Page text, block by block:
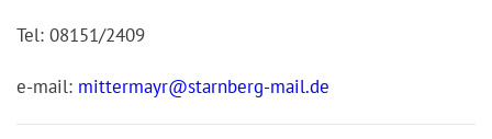
Tel: 08151/2409
e-mail: mittermayr@starnberg-mail.de